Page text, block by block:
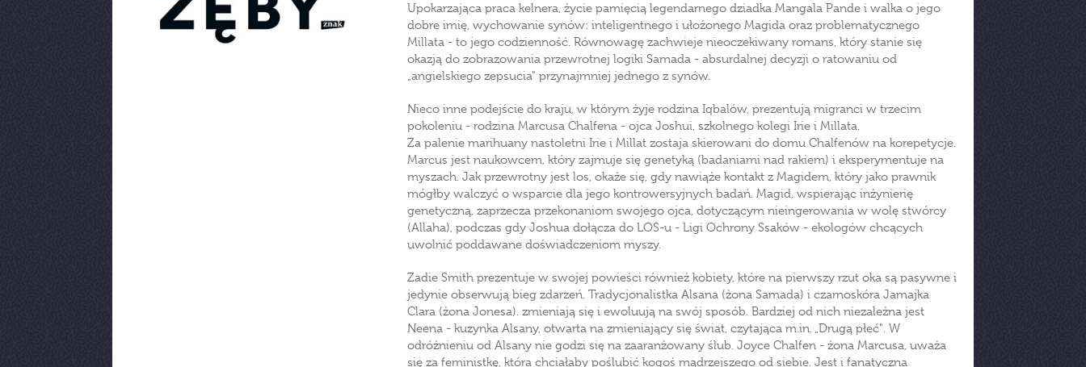
Upokarzająca praca kelnera, życie pamięcią legendarnego dziadka Mangala Pande i walka o jego
dobre imię, wychowanie synów: inteligentnego i ułożonego Magida oraz problematycznego
Millata - to jego codzienność. Równowagę zachwieje nieoczekiwany romans, który stanie się
okazją do zobrazowania przewrotnej logiki Samada - absurdalnej decyzji o ratowaniu od
„angielskiego zepsucia" przynajmniej jednego z synów.
Nieco inne podejście do kraju, w którym żyje rodzina Iqbalów, prezentują migranci w trzecim
pokoleniu - rodzina Marcusa Chalfena - ojca Joshui, szkolnego kolegi Irie i Millata.
Za palenie marihuany nastoletni Irie i Millat zostaja skierowani do domu Chalfenów na korepetycje.
Marcus jest naukowcem, który zajmuje się genetyką (badaniami nad rakiem) i eksperymentuje na
myszach. Jak przewrotny jest los, okaże się, gdy nawiąże kontakt z Magidem, który jako prawnik
mógłby walczyć o wsparcie dla jego kontrowersyjnych badań. Magid, wspierając inżynierię
genetyczną, zaprzecza przekonaniom swojego ojca, dotyczącym nieingerowania w wolę stwórcy
(Allaha), podczas gdy Joshua dołącza do LOS-u - Ligi Ochrony Ssaków - ekologów chcących
uwolnić poddawane doświadczeniom myszy.
Zadie Smith prezentuje w swojej powieści również kobiety, które na pierwszy rzut oka są pasywne i
jedynie obserwują bieg zdarzeń. Tradycjonalistka Alsana (żona Samada) i czarnoskóra Jamajka
Clara (żona Jonesa). zmieniają się i ewoluują na swój sposób. Bardziej od nich niezależna jest
Neena - kuzynka Alsany, otwarta na zmieniający się świat, czytająca m.in. „Drugą płeć". W
odróżnieniu od Alsany nie godzi się na zaaranżowany ślub. Joyce Chalfen - żona Marcusa, uważa
się za feministkę, która chciałaby poślubić kogoś mądrzejszego od siebie. Jest i fanatyczna